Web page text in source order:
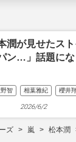
潤が見せたス
ン…」話題にな
智 相葉雅紀 櫻井
2026/6/2
ズ 嵐 松本潤